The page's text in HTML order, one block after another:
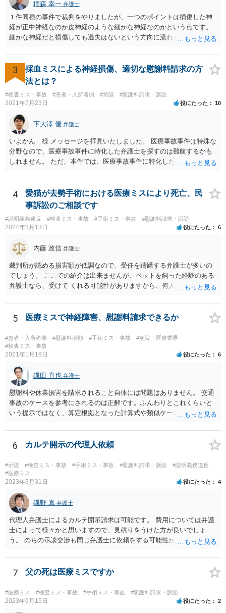
稲森 幸一 弁護士
１件同種の事件で裁判をやりましたが、一つのポイントは損傷した神
経が正中神経なのか皮神経のような細かな神経なのかという点です。
細かな神経だと損傷しても過失はないという方向に流れる可能性があ
過失が認められる可能性がありますので弁護士費用を支払う価値はあ
るかと思います。 頑張ってください。
3
採血ミスによる神経損傷、適切な慰謝料請求の方
法とは？
#検査ミス・事故 #患者・入所者側 #示談 #慰謝料請求・訴訟
2021年7月23日 役にたった 10
下大澤 優 弁護士
いよかん 様 メッセージを拝見いたしました。 医療事故事件は特殊な
分野なので、医療事故事件に特化した弁護士を探すのは難航するかも
しれません。 ただ、本件では、医療事故事件に特化した弁護士でなく
の過失（医療ミス）の立証なのですが、本件では過失自体には争いが
ないため、損害額の立証が主なポイントになります。 損害額に立証に
関しては、交通事故事件と同様の発想で考えればよいので、対応でき
る弁護士は多いと思います。 今後の交渉については、ご自身で対応さ
れることも可能ではありますが、相手方保険会社は容易に増額に応じ
ない（多少の増額はあり得るとしても、裁判基準での和解は難しい）
と思われます。 弁護士が介入することにより提示額が大きく変わるこ
とは多々あるため、可能であれば弁護士に依頼した上での交渉をお勧
めしたいところです。
4
愛猫が去勢手術における医療ミスにより死亡、民
事訴訟のご相談です
#説明義務違反 #検査ミス・事故 #手術ミス・事故 #慰謝料請求・訴訟
2024年3月13日 役にたった 6
内藤 政信 弁護士
裁判所が認める損害額が低調なので、受任を躊躇する弁護士が多いの
でしょう。 ここでの紹介は出来ませんが、ペットを飼った経験のある
弁護士なら、受けて くれる可能性がありますから、何人か問い合わせ
5 医療ミスで神経障害、慰謝料請求できるか
#患者・入所者側 #慰謝料増額 #手術ミス・事故
#病院・医療業界
#検査ミス・事故
2021年1月19日 役にたった 6
磯田 直也 弁護士
慰謝料や休業損害を請求されること自体には問題はありません。 交通
事故のケースを参考にされるのは正解です。ふんわりとこれくらいと
いう提示ではなく、算定根拠となった計算式や類似ケースでの裁判所
面、針刺し事故については医療者側の故意や過失がないと思われるケ
ースが多く、早期解決のためにある程度の減額等があることはやむを
得ないかとも思います。 病院側の提示があまりにも低額であった場合
などには、弁護士へのご依頼も検討されるべきかと思います。 弁護士
への依頼が必要になる際に備えて、また現時点でのアドバイス等をも
らうために、一度法律事務所にご相談されておいても良いかも知れま
せん。
6 カルテ開示の代理人依頼
#示談 #検査ミス・事故 #手術ミス・事故 #慰謝料請求・訴訟
#説明義務違反
#医療ミス
2023年3月31日 役にたった 4
磯野 真 弁護士
代理人弁護士によるカルテ開示請求は可能です。 費用については弁護
士によって様々かと思いますので、見積りをうけた方が良いでしょ
う。 のちの示談交渉も同じ弁護士に依頼をする可能性がある場合に
いたほうが良いと思われます。
7 父の死は医療ミスですか
#医療ミス #検査ミス・事故 #手術ミス・事故 #慰謝料請求・訴訟
2023年9月15日 役にたった 2